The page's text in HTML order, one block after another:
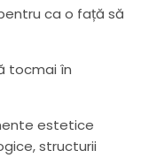
ca o față să
tocmai în
estetice
structurii